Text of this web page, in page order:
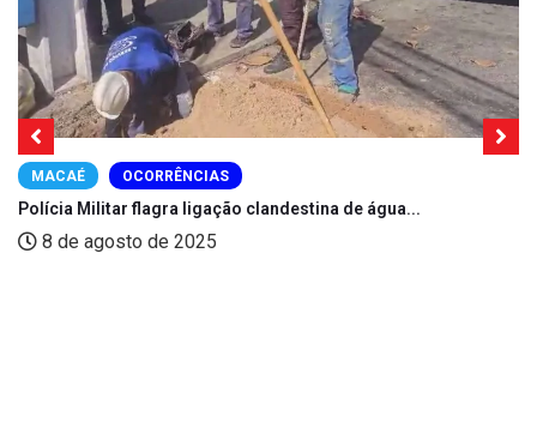
MACAÉ OCORRÊNCIAS
Polícia Militar flagra ligação clandestina de água...
8 de agosto de 2025